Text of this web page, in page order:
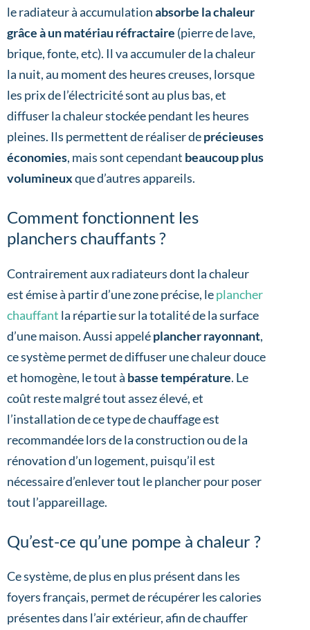
le radiateur à accumulationabsorbe la chaleur
grâce à un matériau réfractaire (pierre de lave,
brique, fonte, etc). Il va accumuler de la chaleur
la nuit, au moment des heures creuses, lorsque
les prix de l’électricité sont au plus bas, et
diffuser la chaleur stockée pendant les heures
pleines. Ils permettent de réaliser deprécieuses
économies, mais sont cependant beaucoup plus
volumineuxque d’autres appareils.
Comment fonctionnent les
planchers chauffants ?
Contrairement aux radiateurs dont la chaleur
est émise à partir d’une zone précise, leplancher
chauffant la répartie sur la totalité de la surface
d’une maison. Aussi appeléplancher rayonnant,
ce système permet de diffuser une chaleur douce
et homogène, le tout à basse température. Le
coût reste malgré tout assez élevé, et
l’installation de ce type de chauffage est
recommandée lors de la construction ou de la
rénovation d’un logement, puisqu’il est
nécessaire d’enlever tout le plancher pour poser
tout l’appareillage.
Qu’est-ce qu’une pompe à chaleur ?
Ce système, de plus en plus présent dans les
foyers français, permet de récupérer les calories
présentes dans l’air extérieur, afin de chauffer